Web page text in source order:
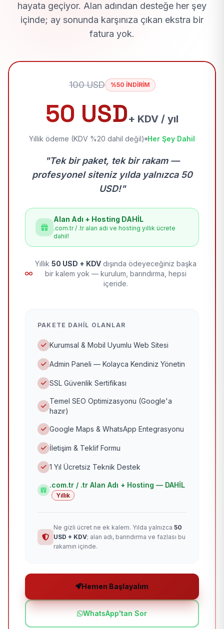
hayata geçiyor. Alan adından desteğe her şey
içinde; ay sonunda karşınıza çıkan ekstra bir
fatura yok.
100 USD %50 İNDİRİM
50 USD+ KDV / yıl
Yıllık ödeme (KDV %20 dahil değil) Her Şey Dahil
"Tek bir paket, tek bir rakam —
profesyonel siteniz yılda yalnızca 50
USD!"
Alan Adı + Hosting DAHİL
.com.tr / .tr alan adı ve hosting yıllık ücrete
dahil!
Yıllık 50 USD + KDV dışında ödeyeceğiniz başka
bir kalem yok — kurulum, barındırma, hepsi
içeride.
PAKETE DAHIL OLANLAR
Kurumsal & Mobil Uyumlu Web Sitesi
Admin Paneli — Kolayca Kendiniz Yönetin
SSL Güvenlik Sertifikası
Temel SEO Optimizasyonu (Google'a
hazır)
Google Maps & WhatsApp Entegrasyonu
İletişim & Teklif Formu
1 Yıl Ücretsiz Teknik Destek
.com.tr / .tr Alan Adı + Hosting — DAHİL
Yıllık
Ne gizli ücret ne ek kalem. Yılda yalnızca 50
USD + KDV; alan adı, barındırma ve fazlası bu
rakamın içinde.
Hemen Başlayalım
WhatsApp'tan Sor